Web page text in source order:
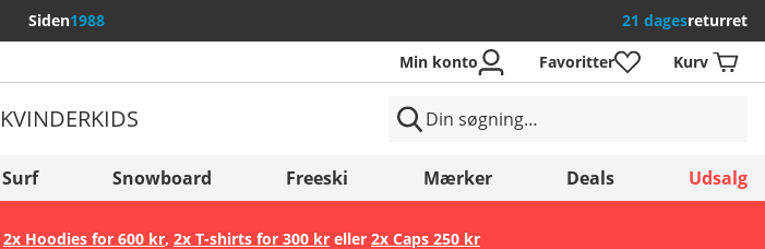
Siden1988 21 dagesreturret
Min konto Favoritter Kurv
KVINDERKIDS
Surf Snowboard Freeski Mærker Deals Udsalg
2x Hoodies for 600 kr, 2x T-shirts for 300 kreller 2x Caps 250 kr